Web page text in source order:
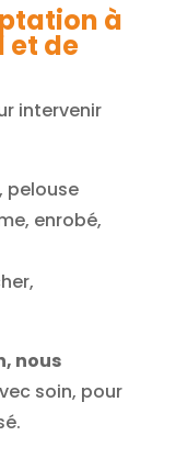
à
et de
intervenir
pelouse
enrobé,
nous
soin, pour